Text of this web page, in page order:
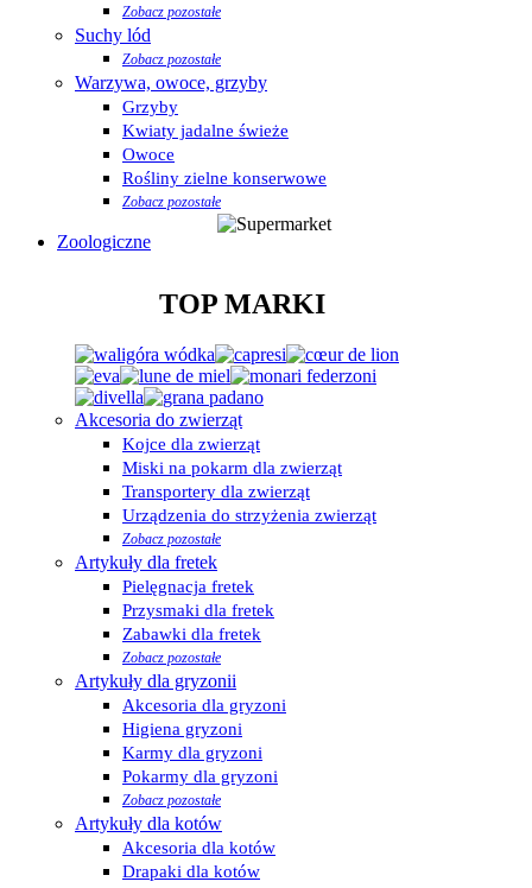
Zobacz pozostałe
Suchy lód
Zobacz pozostałe
Warzywa, owoce, grzyby
Grzyby
Kwiaty jadalne świeże
Owoce
Rośliny zielne konserwowe
Zobacz pozostałe
Zoologiczne
TOP MARKI
Akcesoria do zwierząt
Kojce dla zwierząt
Miski na pokarm dla zwierząt
Transportery dla zwierząt
Urządzenia do strzyżenia zwierząt
Zobacz pozostałe
Artykuły dla fretek
Pielęgnacja fretek
Przysmaki dla fretek
Zabawki dla fretek
Zobacz pozostałe
Artykuły dla gryzonii
Akcesoria dla gryzoni
Higiena gryzoni
Karmy dla gryzoni
Pokarmy dla gryzoni
Zobacz pozostałe
Artykuły dla kotów
Akcesoria dla kotów
Drapaki dla kotów